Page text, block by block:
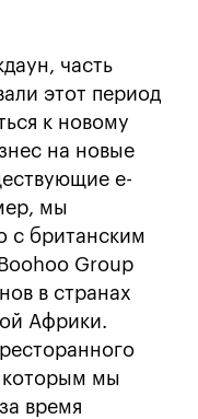
часть
этот период
к новому
на новые
e-
мы
с британским
Group
в странах
Африки.
которым мы
время